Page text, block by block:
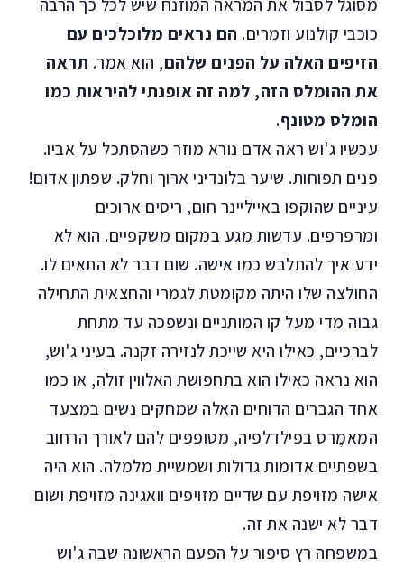
מסוגל לסבול את המראה המוזנח שיש לכל כך הרבה
כוכבי קולנוע וזמרים. הם נראים מלוכלכים עם
הזיפים האלה על הפנים שלהם, הוא אמר. תראה
את ההומלס הזה, למה זה אופנתי להיראות כמו
הומלס מטונף.
עכשיו ג'וש ראה אדם נורא מוזר כשהסתכל על אביו.
פנים תפוחות. שיער בלונדיני ארוך וחלק. שפתון אדום!
עיניים שהוקפו באייליינר חום, ריסים ארוכים
ומרפרפים. עדשות מגע במקום משקפיים. הוא לא
ידע איך להתלבש כמו אישה. שום דבר לא התאים לו.
החולצה שלו היתה מקומטת לגמרי והחצאית התחילה
גבוה מדי מעל קו המותניים ונשפכה עד מתחת
לברכיים, כאילו היא שייכת לנזירה זקנה. בעיני ג'וש,
הוא נראה כאילו הוא בתחפושת האלווין זולה, או כמו
אחד הגברים הדוחים האלה שמחקים נשים במצעד
המאמֶרס בפילדלפיה, מטופפים להם לאורך הרחוב
בשפתיים אדומות גדולות ושמשיית מלמלה. הוא היה
אישה מזויפת עם שדיים מזויפים וואגינה מזויפת ושום
דבר לא ישנה את זה.
במשפחה רץ סיפור על הפעם הראשונה שבה ג'וש